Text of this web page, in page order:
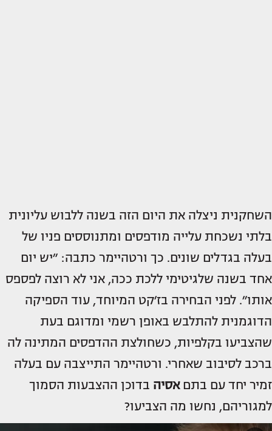
השחקנית ניצלה את היום הזה בשנה ללבוש עליונית
בלתי נשכחת עלייה מודפסים ומתנוססים פניו של
בעלה בגדלים שונים. כך ורטהיימר כתבה: ״יש יום
אחד בשנה שלגיטימי ללכת ככה, אני לא רוצה לפספס
אותו״. לפני הבחירה בז׳קט המיוחד, עוד הספיקה
הדוגמנית להתלבש באופן רשמי ומדוגם בעת
שהצביעו בקלפיות, כשחולצת ההדפסים המתינה לה
ברכב לסיבוב שאחרי. ורטהיימר התייצבה עם בעלה
זמיר יחד עם בתםאסיה בדוכן ההצבעות הסמוך
למגוריהם, נחשו מה הצביעו?